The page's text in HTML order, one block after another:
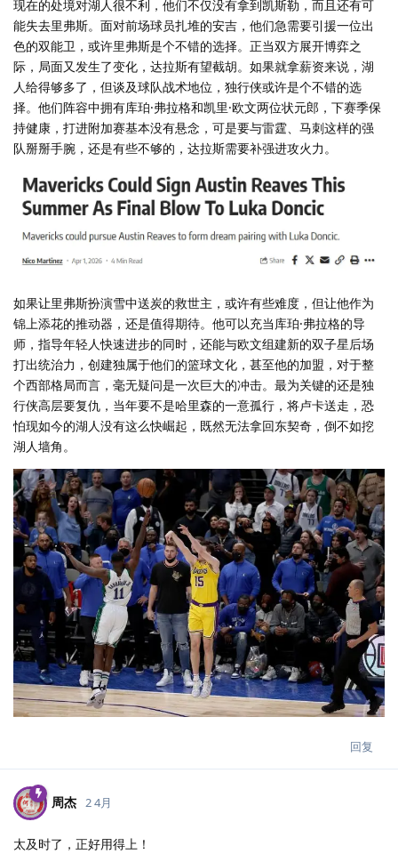
现在的处境对湖人很不利，他们不仅没有拿到凯斯勒，而且还有可
能失去里弗斯。面对前场球员扎堆的安吉，他们急需要引援一位出
色的双能卫，或许里弗斯是个不错的选择。正当双方展开博弈之
际，局面又发生了变化，达拉斯有望截胡。如果就拿薪资来说，湖
人给得够多了，但谈及球队战术地位，独行侠或许是个不错的选
择。他们阵容中拥有库珀·弗拉格和凯里·欧文两位状元郎，下赛季保
持健康，打进附加赛基本没有悬念，可是要与雷霆、马刺这样的强
队掰掰手腕，还是有些不够的，达拉斯需要补强进攻火力。
如果让里弗斯扮演雪中送炭的救世主，或许有些难度，但让他作为
锦上添花的推动器，还是值得期待。他可以充当库珀·弗拉格的导
师，指导年轻人快速进步的同时，还能与欧文组建新的双子星后场
打出统治力，创建独属于他们的篮球文化，甚至他的加盟，对于整
个西部格局而言，毫无疑问是一次巨大的冲击。最为关键的还是独
行侠高层要复仇，当年要不是哈里森的一意孤行，将卢卡送走，恐
怕现如今的湖人没有这么快崛起，既然无法拿回东契奇，倒不如挖
湖人墙角。
回复
周杰 2 4月
太及时了，正好用得上！